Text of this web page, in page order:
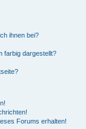
ihnen bei?
farbig dargestellt?
Forums erhalten!